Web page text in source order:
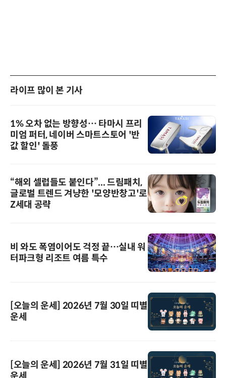
라이프 많이 본 기사
1% 오차 없는 방향성… 타마시 프리
미엄 퍼터, 네이버 스마트스토어 '반
값 할인' 돌풍
“해외 셀럽들도 붙인다”... 드림패치,
글로벌 트렌드 겨냥한 '모양반창고'로
Z세대 공략
비 와도 폭염이어도 걱정 끝…실내 워
터파크형 리조트 여름 특수
[오늘의 운세] 2026년 7월 30일 띠별
운세
[오늘의 운세] 2026년 7월 31일 띠별